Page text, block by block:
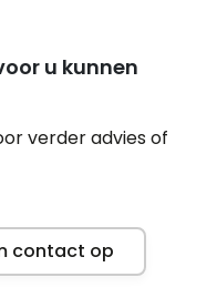
u kunnen
verder advies of
contact op